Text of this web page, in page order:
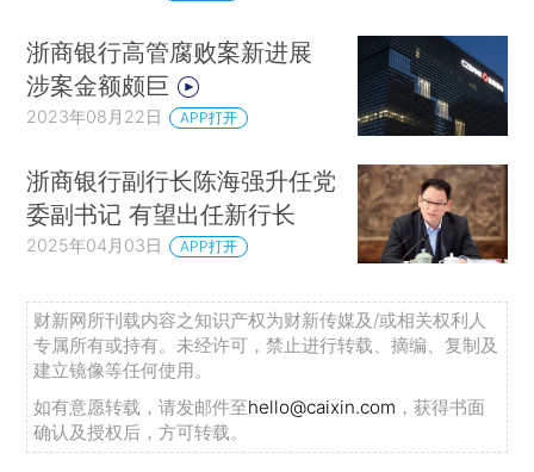
浙商银行高管腐败案新进展
涉案金额颇巨
2023年08月22日 APP打开
浙商银行副行长陈海强升任党
委副书记 有望出任新行长
2025年04月03日 APP打开
财新网所刊载内容之知识产权为财新传媒及/或相关权利人
专属所有或持有。未经许可，禁止进行转载、摘编、复制及
建立镜像等任何使用。
如有意愿转载，请发邮件至hello@caixin.com ，获得书面
确认及授权后，方可转载。